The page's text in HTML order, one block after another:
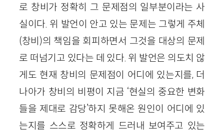
로 창비가 정확히 그 문제점의 일부분이라는 사
실이다. 위 발언이 안고 있는 문제는 그렇게 주체
(창비)의 책임을 회피하면서 그것을 대상의 문제
로 떠넘기고 있다는 데 있다. 위 발언은 의도치 않
게도 현재 창비의 문제점이 어디에 있는지를, 더
나아가 창비의 비평이 지금 ‘현실의 중요한 변화
들을 제대로 감당’하지 못해온 원인이 어디에 있
는지를 스스로 정확하게 드러내 보여주고 있는